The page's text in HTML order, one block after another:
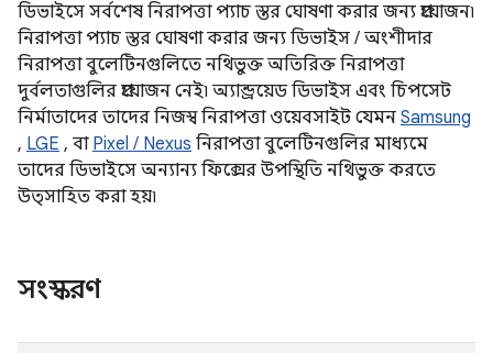
ডিভাইসে সর্বশেষ নিরাপত্তা প্যাচ স্তর ঘোষণা করার জন্য প্রয়োজন৷
নিরাপত্তা প্যাচ স্তর ঘোষণা করার জন্য ডিভাইস / অংশীদার
নিরাপত্তা বুলেটিনগুলিতে নথিভুক্ত অতিরিক্ত নিরাপত্তা
দুর্বলতাগুলির প্রয়োজন নেই৷ অ্যান্ড্রয়েড ডিভাইস এবং চিপসেট
নির্মাতাদের তাদের নিজস্ব নিরাপত্তা ওয়েবসাইট যেমন Samsung
, LGE , বা Pixel / Nexus নিরাপত্তা বুলেটিনগুলির মাধ্যমে
তাদের ডিভাইসে অন্যান্য ফিক্সের উপস্থিতি নথিভুক্ত করতে
উত্সাহিত করা হয়৷
সংস্করণ